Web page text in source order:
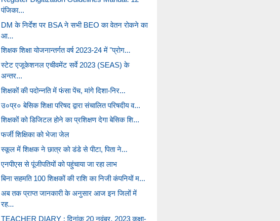
पंजिका...
DM के निर्देश पर BSA ने सभी BEO का वेतन रोकने का
आ...
शिक्षक शिक्षा योजनान्तर्गत वर्ष 2023-24 में "प्रोग...
स्टेट एजूकेशनल एचीवमेंट सर्वे 2023 (SEAS) के
अन्तर...
शिक्षकों की पदोन्नति में फंसा पेंच, मांगे दिशा-निर...
उ०प्र० बेसिक शिक्षा परिषद द्वारा संचालित परिषदीय व...
शिक्षकों को डिजिटल होने का प्रशिक्षण देगा बेसिक शि...
फर्जी शिक्षिका को भेजा जेल
स्कूल में शिक्षक ने छात्र को डंडे से पीटा, पिता ने...
एनपीएस से पूंजीपतियों को पहुंचाया जा रहा लाभ
बिना सहमति 100 शिक्षकों की राशि का निजी कंपनियों म...
अब तक प्राप्त जानकारी के अनुसार आज इन जिलों में
रह...
TEACHER DIARY : दिनांक 20 नवंबर, 2023 कक्षा-